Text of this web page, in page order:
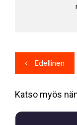
selaus
Edellinen
Katso myös